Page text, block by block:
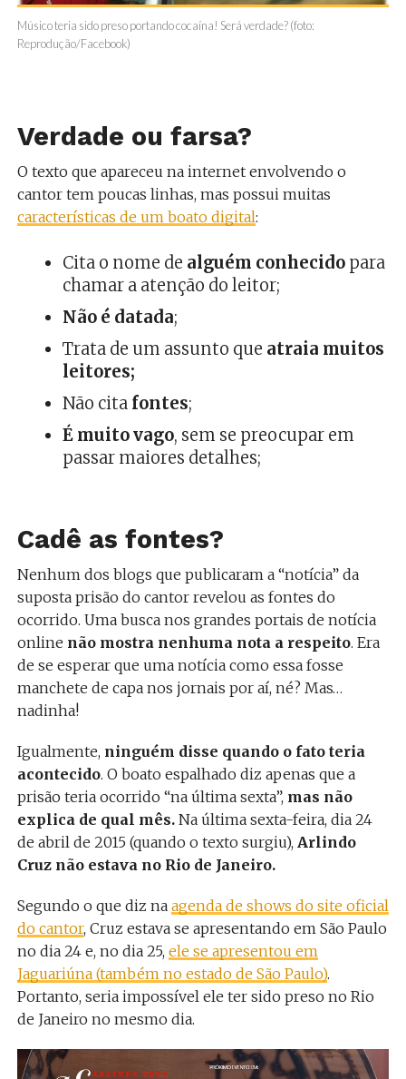
Músico teria sido preso portando cocaína! Será verdade? (foto:
Reprodução/Facebook)
Verdade ou farsa?
O texto que apareceu na internet envolvendo o
cantor tem poucas linhas, mas possui muitas
características de um boato digital:
Cita o nome de alguém conhecidopara
chamar a atenção do leitor;
Não é datada;
Trata de um assunto que atraia muitos
leitores;
Não cita fontes;
É muito vago, sem se preocupar em
passar maiores detalhes;
Cadê as fontes?
Nenhum dos blogs que publicaram a “notícia” da
suposta prisão do cantor revelou as fontes do
ocorrido. Uma busca nos grandes portais de notícia
online não mostra nenhuma nota a respeito. Era
de se esperar que uma notícia como essa fosse
manchete de capa nos jornais por aí, né? Mas…
nadinha!
Igualmente, ninguém disse quando o fato teria
acontecido. O boato espalhado diz apenas que a
prisão teria ocorrido “na última sexta”, mas não
explica de qual mês.Na última sexta-feira, dia 24
de abril de 2015 (quando o texto surgiu), Arlindo
Cruz não estava no Rio de Janeiro.
Segundo o que diz na agenda de shows do site oficial
do cantor, Cruz estava se apresentando em São Paulo
no dia 24 e, no dia 25, ele se apresentou em
Jaguariúna (também no estado de São Paulo).
Portanto, seria impossível ele ter sido preso no Rio
de Janeiro no mesmo dia.